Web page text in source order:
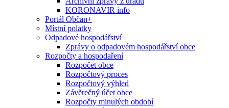
KORONAVIR info
Portál Občan+
Místní polatky
Odpadové hospodářství
Zprávy o odpadovém hospodářství obce
Rozpočty a hospodaření
Rozpočet obce
Rozpočtový proces
Rozpočtový výhled
Závěrečný účet obce
Rozpočty minulých období